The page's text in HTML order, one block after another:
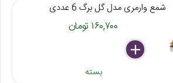
شمع وارمری مدل گل برگ 6 عددی
۱۶۰,۷۰۰ تومان
delete
remove
add
بسته